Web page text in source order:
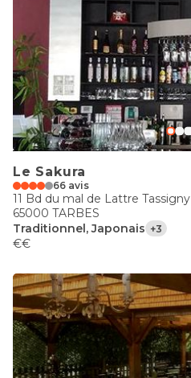
Le Sakura
66 avis
11 Bd du mal de Lattre Tassigny
65000 TARBES
Traditionnel, Japonais +3
€€